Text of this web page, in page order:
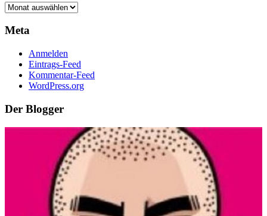
Archiv
Meta
Anmelden
Eintrags-Feed
Kommentar-Feed
WordPress.org
Der Blogger